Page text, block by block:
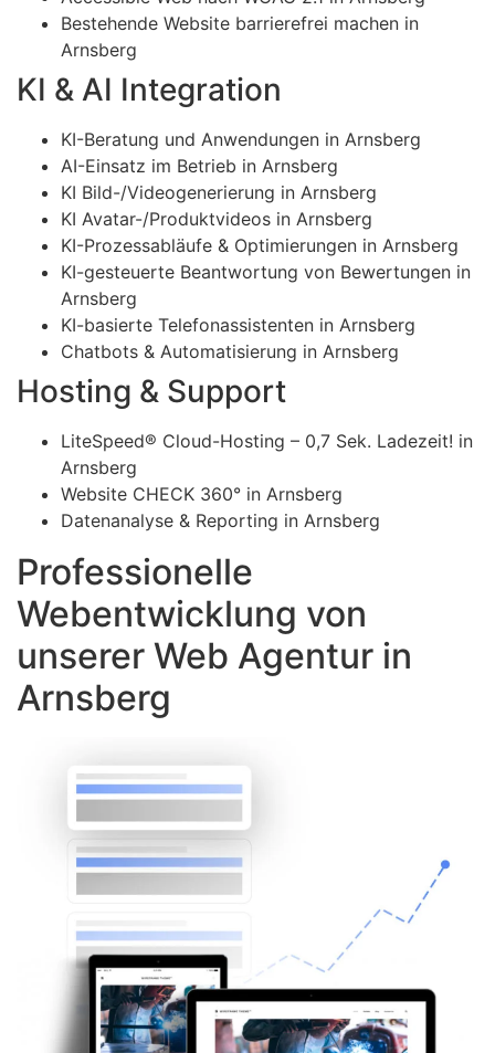
Bestehende Website barrierefrei machen in
Arnsberg
KI & AI Integration
KI-Beratung und Anwendungen in Arnsberg
AI-Einsatz im Betrieb in Arnsberg
KI Bild-/Videogenerierung in Arnsberg
KI Avatar-/Produktvideos in Arnsberg
KI-Prozessabläufe & Optimierungen in Arnsberg
KI-gesteuerte Beantwortung von Bewertungen in
Arnsberg
KI-basierte Telefonassistenten in Arnsberg
Chatbots & Automatisierung in Arnsberg
Hosting & Support
LiteSpeed® Cloud-Hosting – 0,7 Sek. Ladezeit! in
Arnsberg
Website CHECK 360° in Arnsberg
Datenanalyse & Reporting in Arnsberg
Professionelle
Webentwicklung von
unserer Web Agentur in
Arnsberg